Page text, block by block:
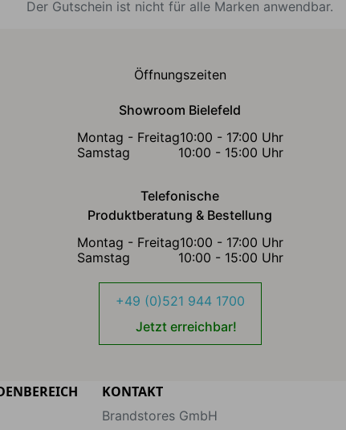
Der Gutschein ist nicht für alle Marken anwendbar.
Öffnungszeiten
Showroom Bielefeld
Montag - Freitag10:00 - 17:00 Uhr
Samstag
10:00 - 15:00 Uhr
Telefonische
Produktberatung & Bestellung
Montag - Freitag10:00 - 17:00 Uhr
Samstag
10:00 - 15:00 Uhr
+49 (0)521 944 1700
Jetzt erreichbar!
KONTAKT
Brandstores GmbH